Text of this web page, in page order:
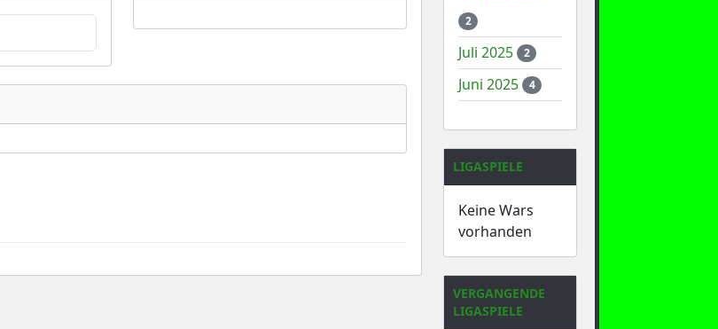
2
Juli 2025 2
Juni 2025 4
LIGASPIELE
Keine Wars
vorhanden
VERGANGENDE
LIGASPIELE